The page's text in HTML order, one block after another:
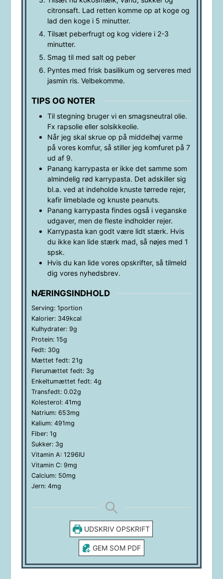
citronsaft. Lad retten komme op at koge og
lad den koge i 5 minutter.
Tilsæt peberfrugt og kog videre i 2-3
minutter.
Smag til med salt og peber
Pyntes med frisk basilikum og serveres med
jasmin ris. Velbekomme.
TIPS OG NOTER
Til stegning bruger vi en smagsneutral olie.
Fx rapsolie eller solsikkeolie.
Når jeg skal skrue op på middelhøj varme
på vores komfur, så stiller jeg komfuret på 7
ud af 9.
Panang karrypasta er ikke det samme som
almindelig rød karrypasta. Det adskiller sig
bl.a. ved at indeholde knuste tørrede rejer,
kafir limeblade og knuste peanuts.
Panang karrypasta findes også i veganske
udgaver, men de fleste indholder rejer.
Karrypasta kan godt være lidt stærk. Hvis
du ikke kan lide stærk mad, så nøjes med 1
spsk.
Hvis du kan lide vores opskrifter, så tilmeld
dig vores nyhedsbrev.
NÆRINGSINDHOLD
Serving: 1portion
Kalorier: 349kcal
Kulhydrater: 9g
Protein: 15g
Fedt: 30g
Mættet fedt: 21g
Flerumættet fedt: 3g
Enkeltumættet fedt: 4g
Transfedt: 0.02g
Kolesterol: 41mg
Natrium: 653mg
Kalium: 491mg
Fiber: 1g
Sukker: 3g
Vitamin A: 1296IU
Vitamin C: 9mg
Calcium: 50mg
Jern: 4mg
UDSKRIV OPSKRIFT
GEM SOM PDF